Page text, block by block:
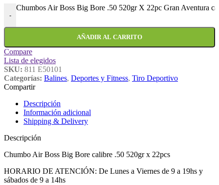
-
Chumbos Air Boss Big Bore .50 520gr X 22pc Gran Aventura
AÑADIR AL CARRITO
Compare
Lista de elegidos
SKU: 811 E50101
Categorías: Balines, Deportes y Fitness, Tiro Deportivo
Compartir
Descripción
Información adicional
Shipping & Delivery
Descripción
Chumbo Air Boss Big Bore calibre .50 520gr x 22pcs
HORARIO DE ATENCIÓN: De Lunes a Viernes de 9 a 19hs y
sábados de 9 a 14hs